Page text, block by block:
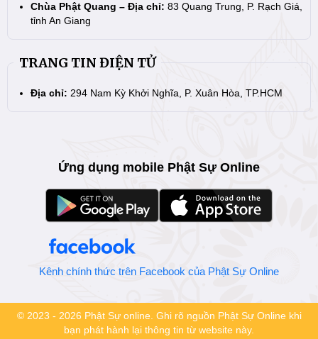
Chùa Phật Quang – Địa chỉ: 83 Quang Trung, P. Rạch Giá,
tỉnh An Giang
TRANG TIN ĐIỆN TỬ
Địa chỉ: 294 Nam Kỳ Khởi Nghĩa, P. Xuân Hòa, TP.HCM
Ứng dụng mobile Phật Sự Online
Kênh chính thức trên Facebook của Phật Sự Online
© 2023 - 2026 Phật Sự online. Ghi rõ nguồn Phật Sự Online khi
bạn phát hành lại thông tin từ website này.